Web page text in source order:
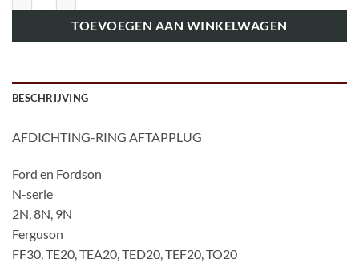
TOEVOEGEN AAN WINKELWAGEN
BESCHRIJVING
AFDICHTING-RING AFTAPPLUG
Ford en Fordson
N-serie
2N, 8N, 9N
Ferguson
FF30, TE20, TEA20, TED20, TEF20, TO20